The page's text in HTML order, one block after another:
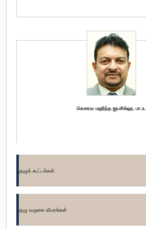
கௌரவ மஹிந்த ஜயசிங்ஹ, பா.உ.
குழுக் கூட்டங்கள்
குழு வருகை விபரங்கள்